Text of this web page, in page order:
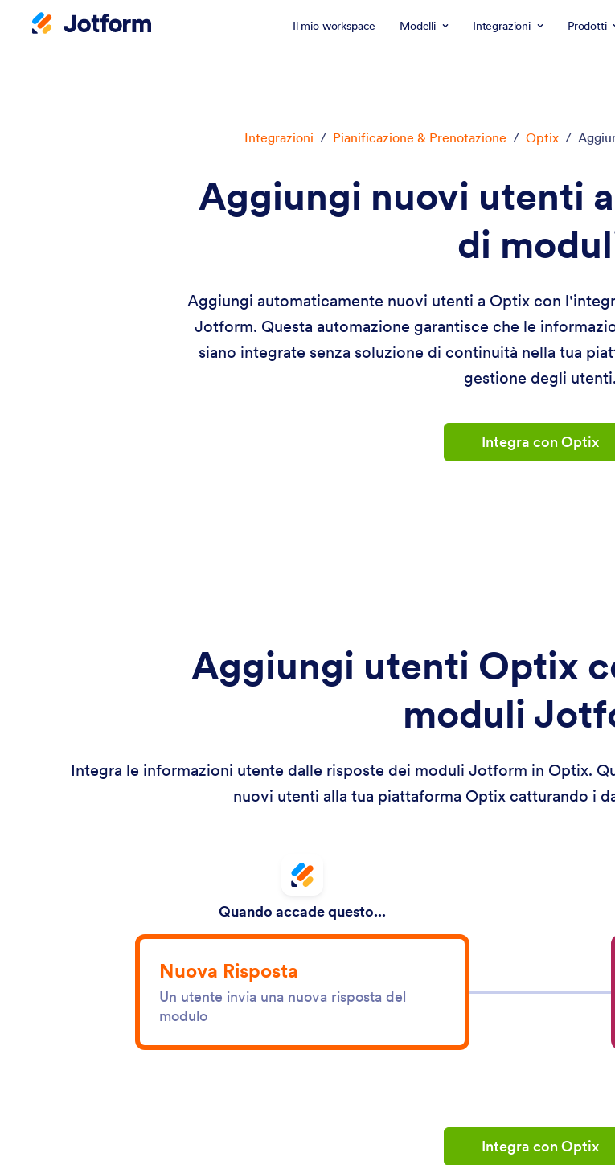
Il mio workspace Modelli Integrazioni Prodotti
Integrazioni / Pianificazione & Prenotazione / Optix /
Aggiungi nuovi utenti
di
Aggiungi automaticamente nuovi utenti a Optix con
Jotform. Questa automazione garantisce che le
siano integrate senza soluzione di continuità nella tua
gestione degli utenti.
Integra con Optix
Aggiungi utenti Optix
moduli
Integra le informazioni utente dalle risposte dei moduli Jotform in Optix.
nuovi utenti alla tua piattaforma Optix catturando i
Quando accade questo...
Nuova Risposta
Un utente invia una nuova risposta del
modulo
Integra con Optix